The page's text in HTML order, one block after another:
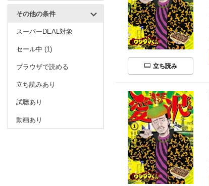
その他の条件
スーパーDEAL対象
セール中 (1)
ブラウザで読める
立ち読みあり
試聴あり
動画あり
立ち読み